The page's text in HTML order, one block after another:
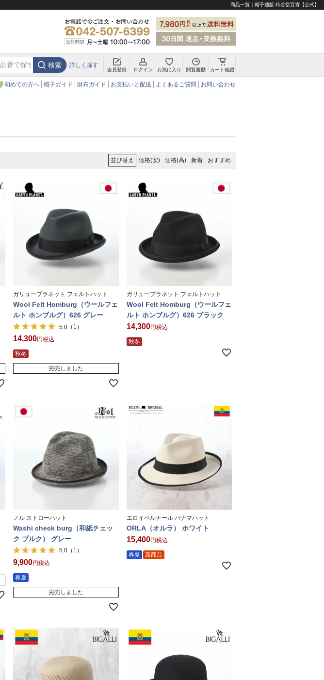
商品一覧｜帽子通販 時谷堂百貨【公式】
検索 詳しく探す
会員登録 ログイン お気に入り 閲覧履歴 カート確認
初めての方へ 帽子ガイド 財布ガイド お支払いと配送 よくあるご質問 お問い合わせ
並び替え 価格(安) 価格(高) 新着 おすすめ
ガリュープラネット フェルトハット
Wool Felt Homburg（ウールフェ
ルト ホンブルグ）626 グレー
5.0 （1）
14,300 税込
秋冬
完売しました
ガリュープラネット フェルトハット
Wool Felt Homburg（ウールフェ
ルト ホンブルグ）626 ブラック
14,300 税込
秋冬
ノル ストローハット
Washi check burg（和紙チェッ
ク ブルク） グレー
5.0 （1）
9,900 税込
春夏
完売しました
エロイベルナール パナマハット
ORLA（オルラ） ホワイト
15,400 税込
春夏 新商品